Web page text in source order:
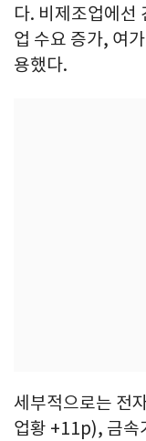
다. 비제조업에선
업 수요 증가, 여
용했다.
세부적으로는 전
업황 +11p), 금속